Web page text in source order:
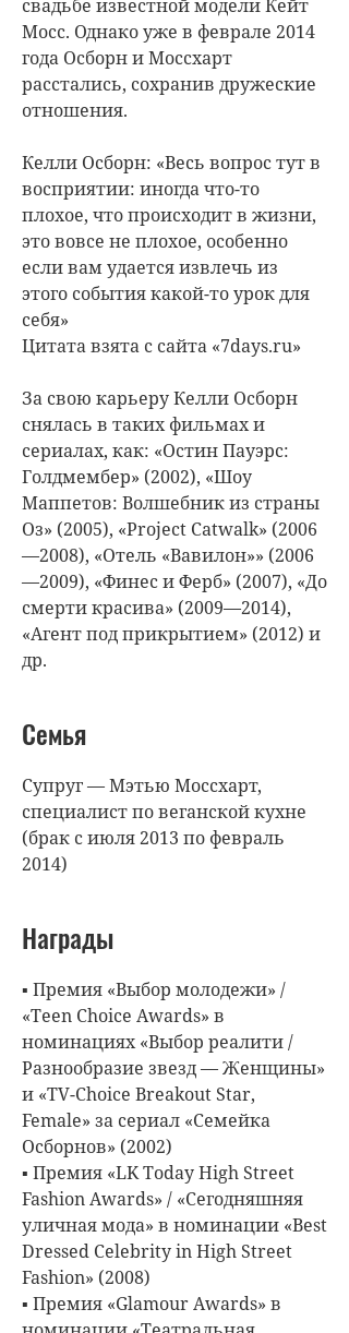
свадьбе известной модели Кейт
Мосс. Однако уже в феврале 2014
года Осборн и Моссхарт
расстались, сохранив дружеские
отношения.
Келли Осборн: «Весь вопрос тут в
восприятии: иногда что-то
плохое, что происходит в жизни,
это вовсе не плохое, особенно
если вам удается извлечь из
этого события какой-то урок для
себя»
Цитата взята с сайта «7days.ru»
За свою карьеру Келли Осборн
снялась в таких фильмах и
сериалах, как: «Остин Пауэрс:
Голдмембер» (2002), «Шоу
Маппетов: Волшебник из страны
Оз» (2005), «Project Catwalk» (2006
—2008), «Отель «Вавилон»» (2006
—2009), «Финес и Ферб» (2007), «До
смерти красива» (2009—2014),
«Агент под прикрытием» (2012) и
др.
Семья
Супруг — Мэтью Моссхарт,
специалист по веганской кухне
(брак с июля 2013 по февраль
2014)
Награды
▪ Премия «Выбор молодежи» /
«Teen Choice Awards» в
номинациях «Выбор реалити /
Разнообразие звезд — Женщины»
и «TV-Choice Breakout Star,
Female» за сериал «Семейка
Осборнов» (2002)
▪ Премия «LK Today High Street
Fashion Awards» / «Сегодняшняя
уличная мода» в номинации «Best
Dressed Celebrity in High Street
Fashion» (2008)
▪ Премия «Glamour Awards» в